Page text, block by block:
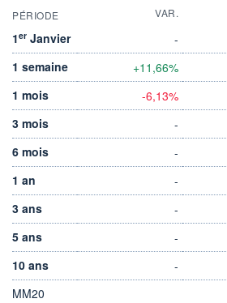
PÉRIODE VAR.
1er Janvier -
1 semaine
+11,66%
1 mois
-6,13%
3 mois
-
6 mois
-
1 an
-
3 ans
-
5 ans
-
10 ans
-
MM20